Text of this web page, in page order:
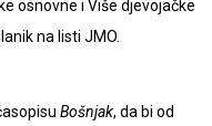
osnovne i Više djevojačke
na listi JMO.
Bošnjak, da bi od